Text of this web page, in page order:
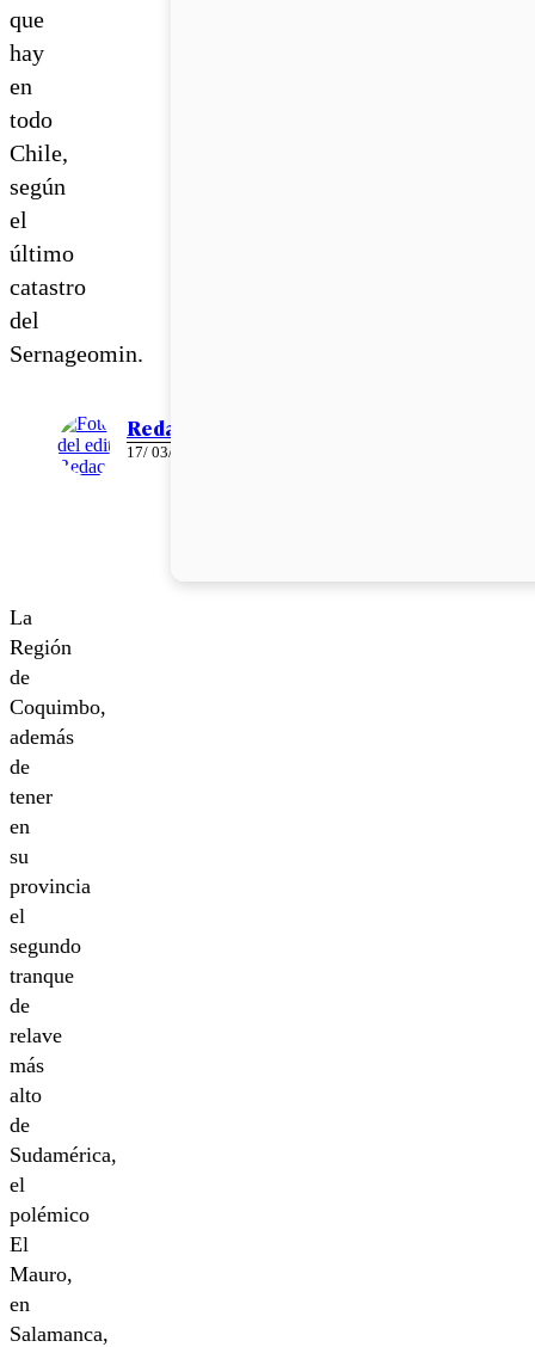
que
hay
en
todo
Chile,
según
el
último
catastro
del
Sernageomin.
Redacción
17/ 03/ 2015
La
Región
de
Coquimbo,
además
de
tener
en
su
provincia
el
segundo
tranque
de
relave
más
alto
de
Sudamérica,
el
polémico
El
Mauro,
en
Salamanca,